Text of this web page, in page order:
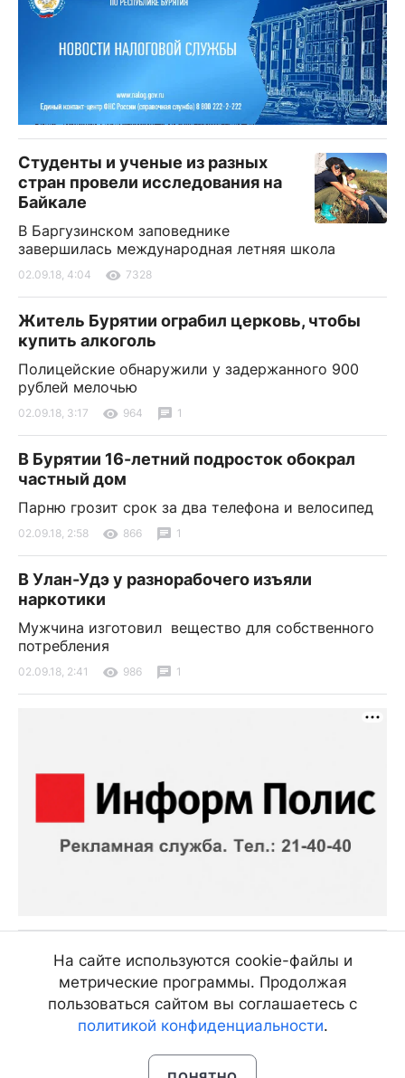
Студенты и ученые из разных
стран провели исследования на
Байкале
В Баргузинском заповеднике
завершилась международная летняя школа
02.09.18, 4:04 7328
Житель Бурятии ограбил церковь, чтобы
купить алкоголь
Полицейские обнаружили у задержанного 900
рублей мелочью
02.09.18, 3:17 964 1
В Бурятии 16-летний подросток обокрал
частный дом
Парню грозит срок за два телефона и велосипед
02.09.18, 2:58 866 1
В Улан-Удэ у разнорабочего изъяли
наркотики
Мужчина изготовил вещество для собственного
потребления
02.09.18, 2:41 986 1
В Бурятии общественники организовали
казачьи сборы для трудных ребят
Мероприятие прошло в местности Дабаты
02.09.18, 2:28 1025 1
На сайте используются cookie-файлы и
метрические программы. Продолжая
пользоваться сайтом вы соглашаетесь с
политикой конфиденциальности.